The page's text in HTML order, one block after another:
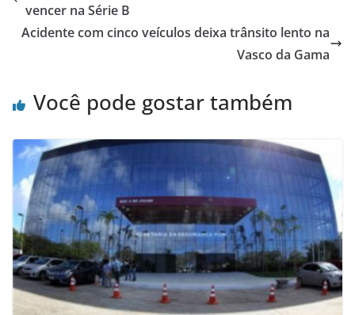
vencer na Série B
Acidente com cinco veículos deixa trânsito lento na
Vasco da Gama
Você pode gostar também